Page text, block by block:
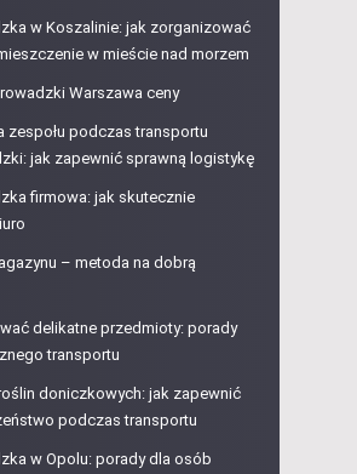
w Koszalinie: jak zorganizować
w mieście nad morzem
Warszawa ceny
zespołu podczas transportu
jak zapewnić sprawną logistykę
firmowa: jak skutecznie
– metoda na dobrą
delikatne przedmioty: porady
transportu
doniczkowych: jak zapewnić
podczas transportu
w Opolu: porady dla osób